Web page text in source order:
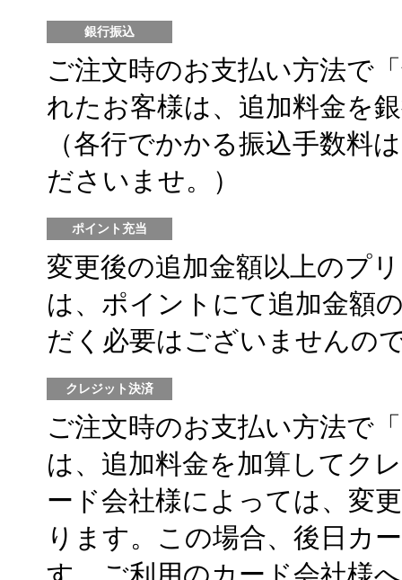
銀行振込
ご注文時のお支払い方法で
れたお客様は、追加料金を
（各行でかかる振込手数料
ださいませ。）
ポイント充当
変更後の追加金額以上のプ
は、ポイントにて追加金額
だく必要はございませんの
クレジット決済
ご注文時のお支払い方法で
は、追加料金を加算してク
ード会社様によっては、変
ります。この場合、後日カ